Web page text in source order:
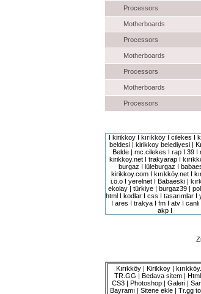
Processors
Motherboards
Processors
Motherboards
Processors
Motherboards
Processors
I kirikkoy I kırıkköy I cilekes I
beldesi | kirikkoy belediyesi |
Belde | mc.cilekes I rap I 39 I
kirikkoy.net I trakyarap I
burgaz I lüleburgaz I
kirikkoy.com I kırıkköy.net I
i.ö.o I yerelnet I Babaeski |
ekolay | türkiye | burgaz39 |
html I kodlar I css I tasarımlar I
I ares I trakya I fm I atv I canlı
akp I
Kırıkköy | Kirikkoy |
TR.GG | Bedava sitem |
CS3 | Photoshop | Galeri |
Bayramı | Sitene ekle | Tr.gg